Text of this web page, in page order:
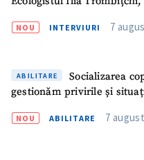
NOU INTERVIURI 7
ABILITARE
Socializarea
gestionăm privirile și
NOU ABILITARE 7